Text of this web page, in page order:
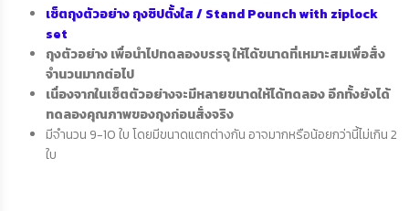
เซ็ตถุงตัวอย่าง ถุงซิปตั้งใส / Stand Pounch with ziplock
set
ถุงตัวอย่าง เพื่อนำไปทดลองบรรจุ ให้ได้ขนาดที่เหมาะสมเพื่อสั่ง
จำนวนมากต่อไป
เนื่องจากในเซ็ตตัวอย่างจะมีหลายขนาดให้ได้ทดลอง อีกทั้งยังได้
ทดลองคุณภาพของถุงก่อนสั่งจริง
มีจำนวน 9-10 ใบ โดยมีขนาดแตกต่างกัน อาจมากหรือน้อยกว่านี้ไม่เกิน 2
ใบ